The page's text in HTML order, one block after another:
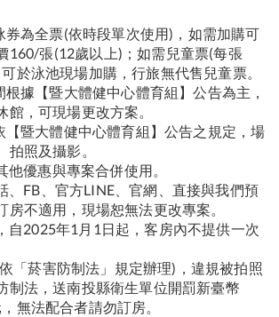
券為全票(依時段單次使用)，如需加購可
160/張(12歲以上)；如需兒童票(每張
於泳池現場加購，行旅無代售兒童票。
據【暨大體健中心體育組】公告為主，
館，可現場更改方案。
【暨大體健中心體育組】公告之規定，場
拍照及攝影。
他優惠與專案合併使用。
、FB、官方LINE、官網、直接與我們預
房不適用，現場恕無法更改專案。
自2025年1月1日起，客房內不提供一次
「菸害防制法」規定辦理)，違規被拍照
制法，送南投縣衛生單位開罰新臺幣
無法配合者請勿訂房。